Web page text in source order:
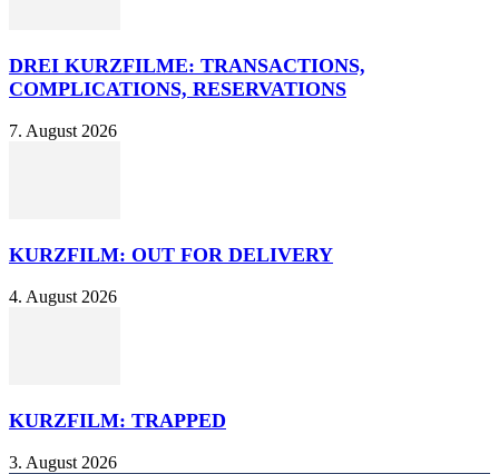
DREI KURZFILME: TRANSACTIONS,
COMPLICATIONS, RESERVATIONS
7. August 2026
KURZFILM: OUT FOR DELIVERY
4. August 2026
KURZFILM: TRAPPED
3. August 2026